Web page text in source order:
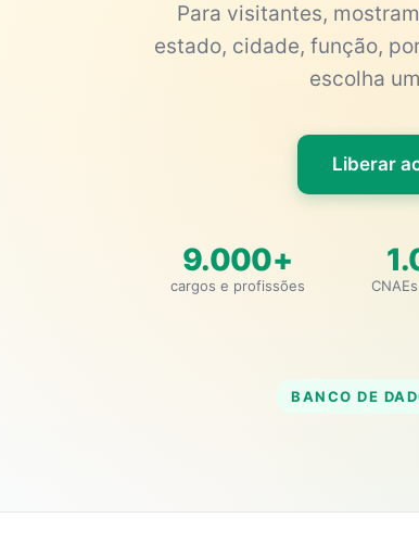
Para visitantes,
estado, cidade, função,
escolha
Liberar
9.000+
cargos e profissões
BANCO DE